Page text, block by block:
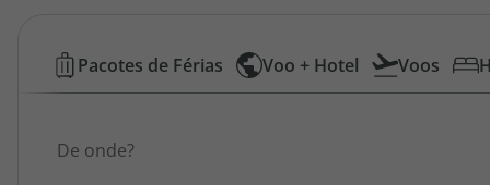
Voos
Low
Cost
Pacotes de Férias Voo + Hotel Voos